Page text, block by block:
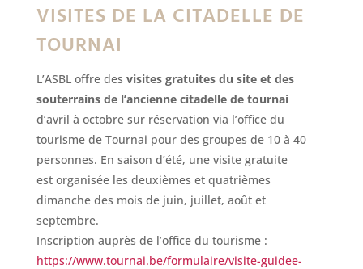
VISITES DE LA CITADELLE DE
TOURNAI
L’ASBL offre des visites gratuites du site et des
souterrains de l’ancienne citadelle de tournai
d’avril à octobre sur réservation via l’office du
tourisme de Tournai pour des groupes de 10 à 40
personnes. En saison d’été, une visite gratuite
est organisée les deuxièmes et quatrièmes
dimanche des mois de juin, juillet, août et
septembre.
Inscription auprès de l’office du tourisme :
https://www.tournai.be/formulaire/visite-guidee-